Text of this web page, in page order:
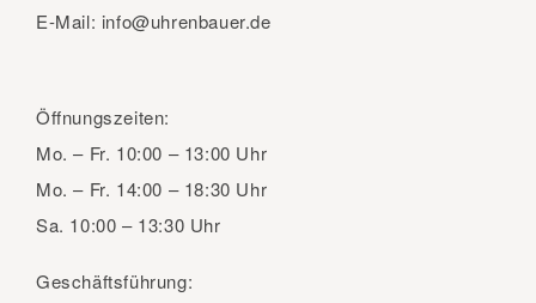
E-Mail: info@uhrenbauer.de
Öffnungszeiten:
Mo. – Fr. 10:00 – 13:00 Uhr
Mo. – Fr. 14:00 – 18:30 Uhr
Sa. 10:00 – 13:30 Uhr
Geschäftsführung: